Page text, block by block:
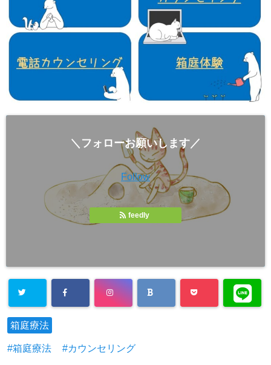
＼フォローお願いします／
Follow
feedly
箱庭療法
箱庭療法 カウンセリング